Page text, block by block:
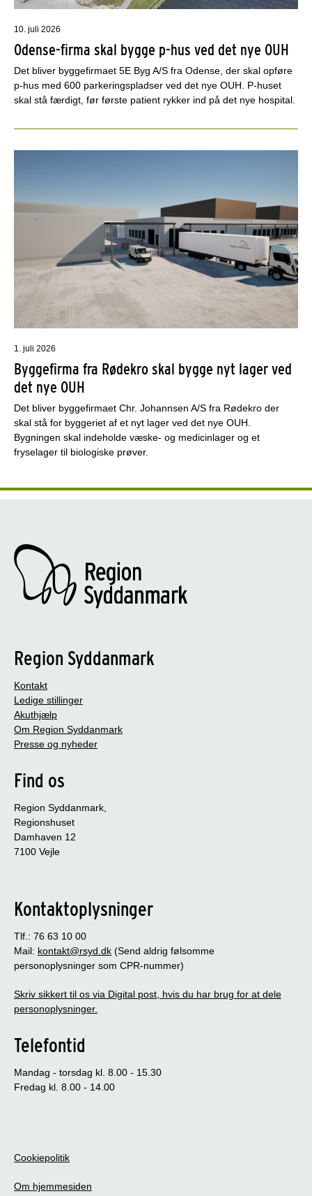
10. juli 2026
Odense-firma skal bygge p-hus ved det nye OUH
Det bliver byggefirmaet 5E Byg A/S fra Odense, der skal opføre
p-hus med 600 parkeringspladser ved det nye OUH. P-huset
skal stå færdigt, før første patient rykker ind på det nye hospital.
1. juli 2026
Byggefirma fra Rødekro skal bygge nyt lager ved
det nye OUH
Det bliver byggefirmaet Chr. Johannsen A/S fra Rødekro der
skal stå for byggeriet af et nyt lager ved det nye OUH.
Bygningen skal indeholde væske- og medicinlager og et
fryselager til biologiske prøver.
Region Syddanmark
Kontakt
Ledige stillinger
Akuthjælp
Om Region Syddanmark
Presse og nyheder
Find os
Region Syddanmark,
Regionshuset
Damhaven 12
7100 Vejle
Kontaktoplysninger
Tlf.: 76 63 10 00
Mail: kontakt@rsyd.dk (Send aldrig følsomme
personoplysninger som CPR-nummer)
Skriv sikkert til os via Digital post, hvis du har brug for at dele
personoplysninger.
Telefontid
Mandag - torsdag kl. 8.00 - 15.30
Fredag kl. 8.00 - 14.00
Cookiepolitik
Om hjemmesiden